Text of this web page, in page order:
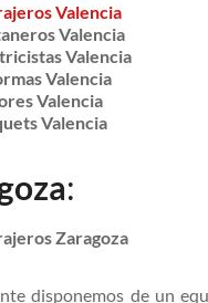
Valencia
Valencia
Valencia
Valencia
Valencia
Valencia
:
Zaragoza
disponemos de un